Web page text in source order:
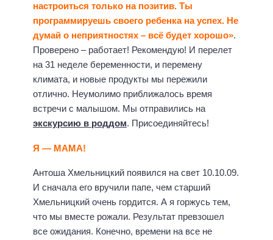
настроиться только на позитив. Ты
программируешь своего ребенка на успех. Не
думай о неприятностях – всё будет хорошо».
Проверено – работает! Рекомендую! И перелет
на 31 неделе беременности, и перемену
климата, и новые продукты мы пережили
отлично. Неумолимо приближалось время
встречи с малышом. Мы отправились на
экскурсию в роддом. Присоединяйтесь!
Я — МАМА!
Антоша Хмельницкий появился на свет 10.10.09.
И сначала его вручили папе, чем старший
Хмельницкий очень гордится. А я горжусь тем,
что мы вместе рожали. Результат превзошел
все ожидания. Конечно, времени на все не